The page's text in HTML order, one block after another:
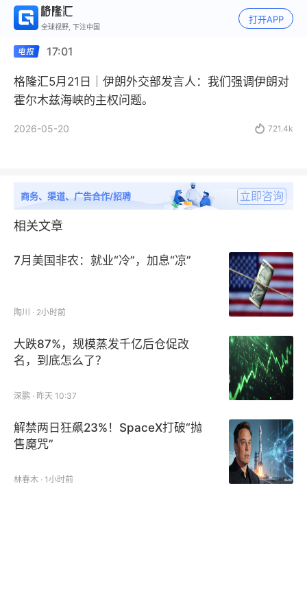
全球视野, 下注中国
打开APP
17:01
格隆汇5月21日｜伊朗外交部发言人：我们强调伊朗对
霍尔木兹海峡的主权问题。
2026-05-20  721.4k
商务、渠道、广告合作/招聘 立即咨询
相关文章
7月美国非农：就业“冷”，加息“凉”
陶川 · 2小时前
大跌87%，规模蒸发千亿后仓促改
名，到底怎么了？
深鹏 · 昨天 10:37
解禁两日狂飙23%！SpaceX打破“抛
售魔咒”
林春木 · 1小时前